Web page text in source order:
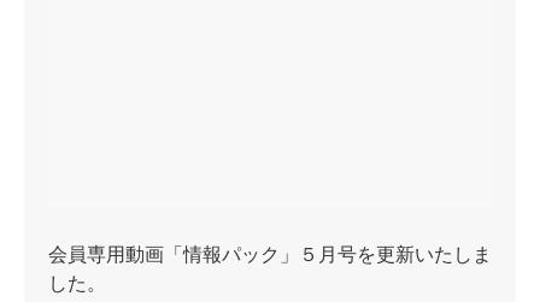
会員専用動画「情報パック」５月号を更新いたしま
した。